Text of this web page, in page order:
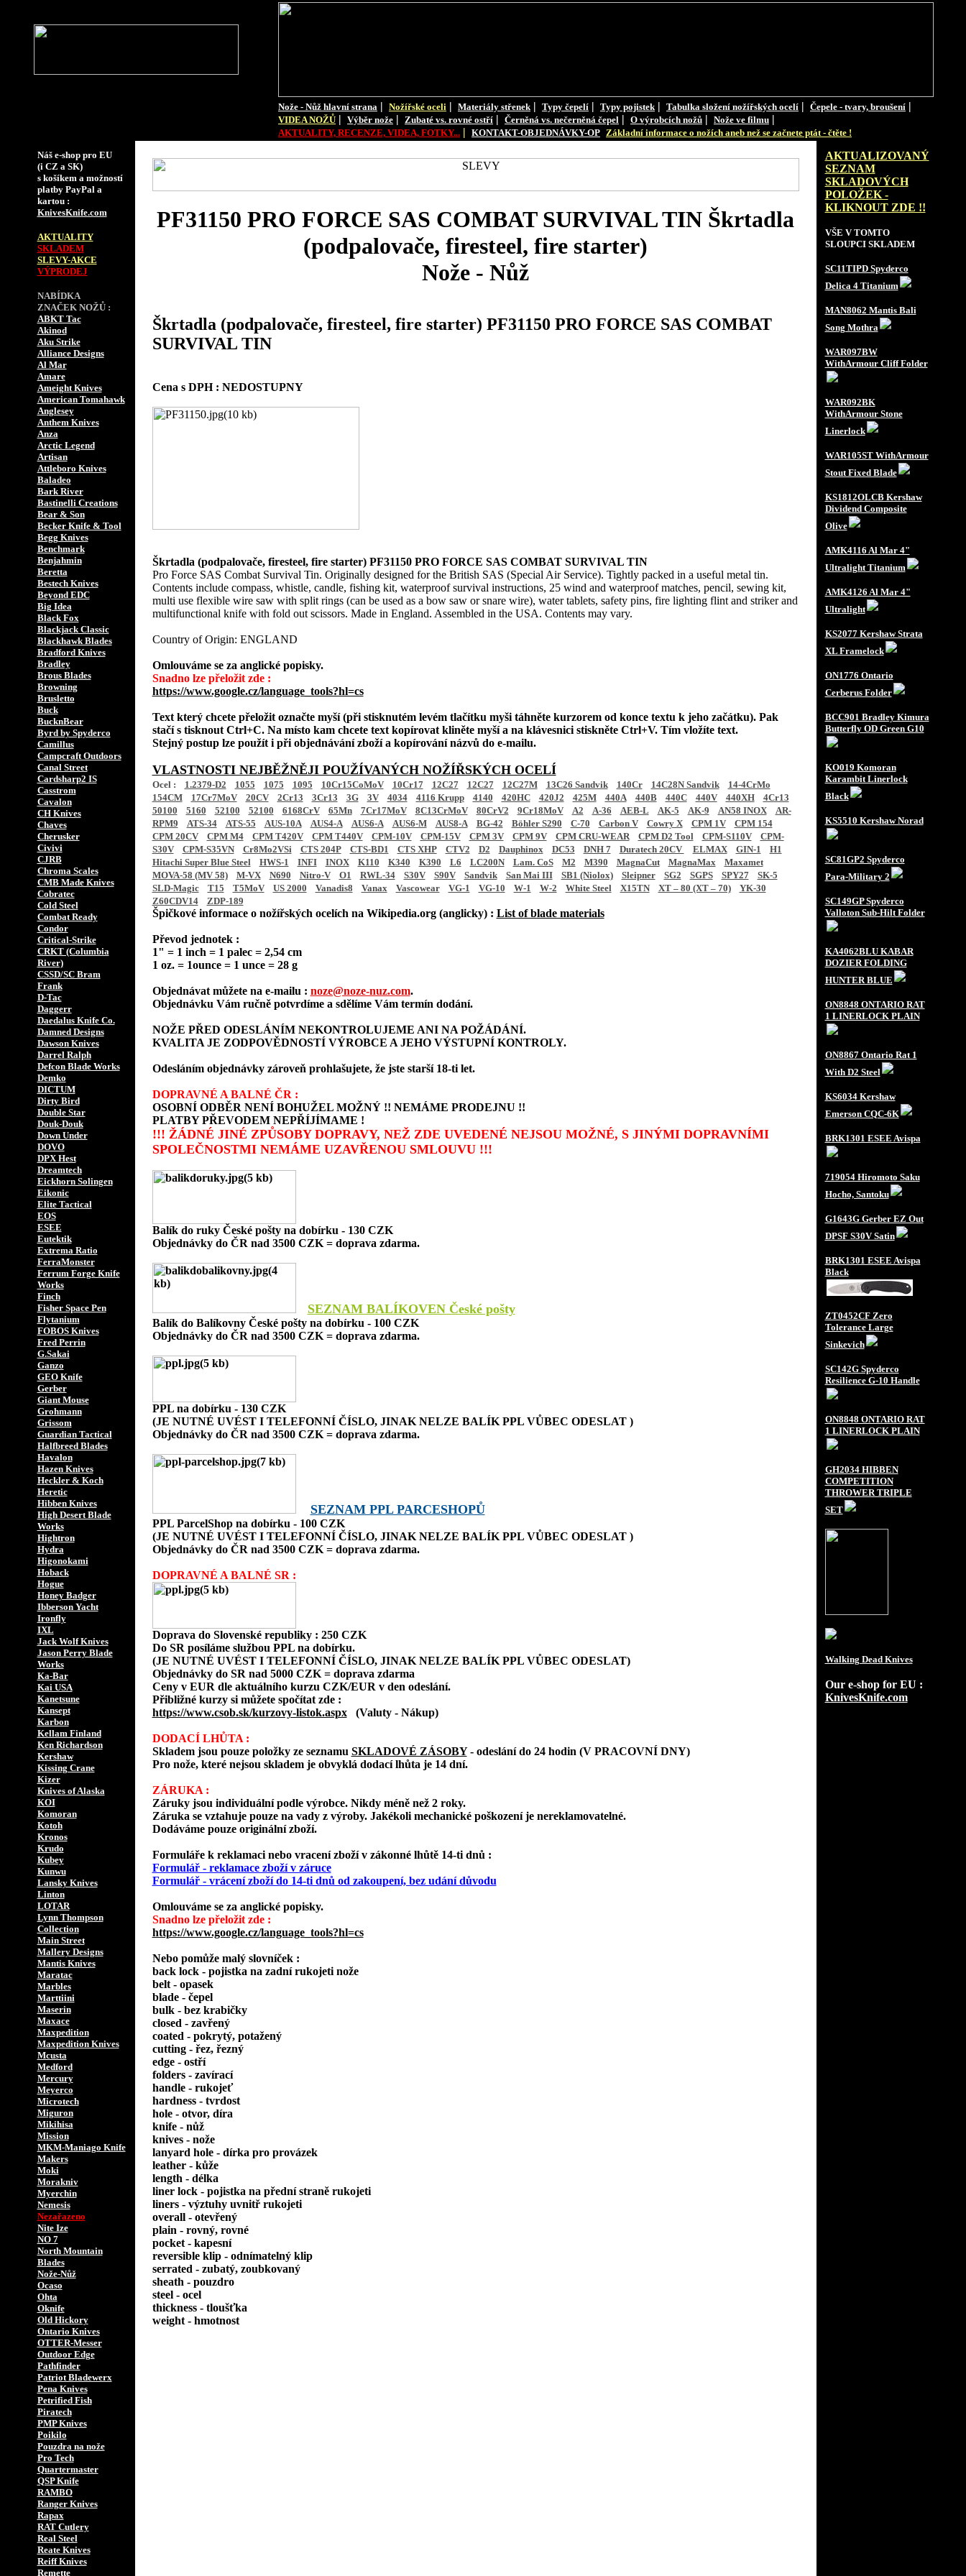
Nože - Nůž hlavní strana | Nožířské oceli | Materiály střenek | Typy čepelí | Typy pojistek | Tabulka složení nožířských ocelí | Čepele - tvary, broušení |
VIDEA NOŽŮ | Výběr nože | Zubaté vs. rovné ostří | Černěná vs. nečerněná čepel | O výrobcích nožů | Nože ve filmu |
AKTUALITY, RECENZE, VIDEA, FOTKY... | KONTAKT-OBJEDNÁVKY-OP Základní informace o nožích aneb než se začnete ptát - čtěte !
Náš e-shop pro EU
(i CZ a SK)
s košíkem a možností
platby PayPal a
kartou :
KnivesKnife.com
AKTUALITY
SKLADEM
SLEVY-AKCE
VÝPRODEJ
NABÍDKA
ZNAČEK NOŽŮ :
ABKT Tac
Akinod
Aku Strike
Alliance Designs
Al Mar
Amare
Ameight Knives
American Tomahawk
Anglesey
Anthem Knives
Anza
Arctic Legend
Artisan
Attleboro Knives
Baladeo
Bark River
Bastinelli Creations
Bear & Son
Becker Knife & Tool
Begg Knives
Benchmark
Benjahmin
Beretta
Bestech Knives
Beyond EDC
Big Idea
Black Fox
Blackjack Classic
Blackhawk Blades
Bradford Knives
Bradley
Brous Blades
Browning
Brusletto
Buck
BucknBear
Byrd by Spyderco
Camillus
Campcraft Outdoors
Canal Street
Cardsharp2 IS
Casstrom
Cavalon
CH Knives
Chaves
Cherusker
Civivi
CJRB
Chroma Scales
CMB Made Knives
Cobratec
Cold Steel
Combat Ready
Condor
Critical-Strike
CRKT (Columbia
River)
CSSD/SC Bram
Frank
D-Tac
Daggerr
Daedalus Knife Co.
Damned Designs
Dawson Knives
Darrel Ralph
Defcon Blade Works
Demko
DICTUM
Dirty Bird
Double Star
Douk-Douk
Down Under
DOVO
DPX Hest
Dreamtech
Eickhorn Solingen
Eikonic
Elite Tactical
EOS
ESEE
Eutektik
Extrema Ratio
FerraMonster
Ferrum Forge Knife
Works
Finch
Fisher Space Pen
Flytanium
FOBOS Knives
Fred Perrin
G.Sakai
Ganzo
GEO Knife
Gerber
Giant Mouse
Grohmann
Grissom
Guardian Tactical
Halfbreed Blades
Havalon
Hazen Knives
Heckler & Koch
Heretic
Hibben Knives
High Desert Blade
Works
Hightron
Hydra
Higonokami
Hoback
Hogue
Honey Badger
Ibberson Yacht
Ironfly
IXL
Jack Wolf Knives
Jason Perry Blade
Works
Ka-Bar
Kai USA
Kanetsune
Kansept
Karbon
Kellam Finland
Ken Richardson
Kershaw
Kissing Crane
Kizer
Knives of Alaska
KOI
Komoran
Kotoh
Kronos
Krudo
Kubey
Kunwu
Lansky Knives
Linton
LOTAR
Lynn Thompson
Collection
Main Street
Mallery Designs
Mantis Knives
Maratac
Marbles
Marttiini
Maserin
Maxace
Maxpedition
Maxpedition Knives
Mcusta
Medford
Mercury
Meyerco
Microtech
Miguron
Mikihisa
Mission
MKM-Maniago Knife
Makers
Moki
Morakniv
Myerchin
Nemesis
Nezařazeno
Nite Ize
NO 7
North Mountain
Blades
Nože-Nůž
Ocaso
Ohta
Oknife
Old Hickory
Ontario Knives
OTTER-Messer
Outdoor Edge
Pathfinder
Patriot Bladewerx
Pena Knives
Petrified Fish
Piratech
PMP Knives
Poikilo
Pouzdra na nože
Pro Tech
Quartermaster
QSP Knife
RAMBO
Ranger Knives
Rapax
RAT Cutlery
Real Steel
Reate Knives
Reiff Knives
Remette
PF31150 PRO FORCE SAS COMBAT SURVIVAL TIN Škrtadla
(podpalovače, firesteel, fire starter)
Nože - Nůž
Škrtadla (podpalovače, firesteel, fire starter) PF31150 PRO FORCE SAS COMBAT
SURVIVAL TIN
Cena s DPH : NEDOSTUPNY
Škrtadla (podpalovače, firesteel, fire starter) PF31150 PRO FORCE SAS COMBAT SURVIVAL TIN
Pro Force SAS Combat Survival Tin. Originally designed for the British SAS (Special Air Service). Tightly packed in a useful metal tin.
Contents include compass, whistle, candle, fishing kit, waterproof survival instructions, 25 wind and waterproof matches, pencil, sewing kit,
multi use flexible wire saw with split rings (can be used as a bow saw or snare wire), water tablets, safety pins, fire lighting flint and striker and
multifunctional knife with fold out scissors. Made in England. Assembled in the USA. Contents may vary.
Country of Origin: ENGLAND
Omlouváme se za anglické popisky.
Snadno lze přeložit zde :
https://www.google.cz/language_tools?hl=cs
Text který chcete přeložit označte myší (při stisknutém levém tlačítku myši táhněte kurzorem od konce textu k jeho začátku). Pak
stačí s tisknout Ctrl+C. Na místo kam chcete text kopírovat kliněte myší a na klávesnici stiskněte Ctrl+V. Tím vložíte text.
Stejný postup lze použít i při objednávání zboží a kopírování názvů do e-mailu.
VLASTNOSTI NEJBĚŽNĚJI POUŽÍVANÝCH NOŽÍŘSKÝCH OCELÍ
Ocel : 1.2379-D2 1055 1075 1095 10Cr15CoMoV 10Cr17 12C27 12C27 12C27M 13C26 Sandvik 140Cr 14C28N Sandvik
14-4CrMo
154CM
17Cr7MoV 20CV 2Cr13 3Cr13 3G 3V 4034 4116 Krupp 4140 420HC 420J2 425M 440A 440B 440C 440V 440XH
4Cr13
50100
5160 52100 52100 6168CrV 65Mn 7Cr17MoV 8C13CrMoV 80CrV2 9Cr18MoV A2 A-36 AEB-L AK-5 AK-9 AN58 INOX
AR-
RPM9
ATS-34 ATS-55 AUS-10A AUS4-A AUS6-A AUS6-M AUS8-A BG-42 Böhler S290 C-70 Carbon V Cowry X CPM 1V
CPM 154
CPM 20CV
CPM M4 CPM T420V CPM T440V CPM-10V CPM-15V CPM 3V CPM 9V CPM CRU-WEAR CPM D2 Tool CPM-S110V
CPM-
S30V
CPM-S35VN Cr8Mo2VSi CTS 204P CTS-BD1 CTS XHP CTV2 D2 Dauphinox DC53 DNH 7 Duratech 20CV ELMAX GIN-1
H1
Hitachi Super Blue Steel
HWS-1 INFI INOX K110 K340 K390 L6 LC200N Lam. CoS M2 M390 MagnaCut MagnaMax
Maxamet
MOVA-58 (MV 58)
M-VX N690 Nitro-V O1 RWL-34 S30V S90V Sandvik San Mai III SB1 (Niolox) Sleipner SG2 SGPS SPY27
SK-5
SLD-Magic
T15 T5MoV US 2000 Vanadis8 Vanax Vascowear VG-1 VG-10 W-1 W-2 White Steel X15TN XT – 80 (XT – 70)
YK-30
Z60CDV14
ZDP-189
Špičkové informace o nožířských ocelích na Wikipedia.org (anglicky) : List of blade materials
Převod jednotek :
1" = 1 inch = 1 palec = 2,54 cm
1 oz. = 1ounce = 1 unce = 28 g
Objednávat můžete na e-mailu : noze@noze-nuz.com.
Objednávku Vám ručně potvrdíme a sdělíme Vám termín dodání.
NOŽE PŘED ODESLÁNÍM NEKONTROLUJEME ANI NA POŽÁDÁNÍ.
KVALITA JE ZODPOVĚDNOSTÍ VÝROBCE A JEHO VÝSTUPNÍ KONTROLY.
Odesláním objednávky zároveň prohlašujete, že jste starší 18-ti let.
DOPRAVNÉ A BALNÉ ČR :
OSOBNÍ ODBĚR NENÍ BOHUŽEL MOŽNÝ !! NEMÁME PRODEJNU !!
PLATBY PŘEVODEM NEPŘÍJÍMAME !
!!! ŽÁDNÉ JINÉ ZPŮSOBY DOPRAVY, NEŽ ZDE UVEDENÉ NEJSOU MOŽNÉ, S JINÝMI DOPRAVNÍMI
SPOLEČNOSTMI NEMÁME UZAVŘENOU SMLOUVU !!!
Balík do ruky České pošty na dobírku - 130 CZK
Objednávky do ČR nad 3500 CZK = doprava zdarma.
SEZNAM BALÍKOVEN České pošty
Balík do Balíkovny České pošty na dobírku - 100 CZK
Objednávky do ČR nad 3500 CZK = doprava zdarma.
PPL na dobírku - 130 CZK
(JE NUTNÉ UVÉST I TELEFONNÍ ČÍSLO, JINAK NELZE BALÍK PPL VŮBEC ODESLAT )
Objednávky do ČR nad 3500 CZK = doprava zdarma.
SEZNAM PPL PARCESHOPŮ
PPL ParcelShop na dobírku - 100 CZK
(JE NUTNÉ UVÉST I TELEFONNÍ ČÍSLO, JINAK NELZE BALÍK PPL VŮBEC ODESLAT )
Objednávky do ČR nad 3500 CZK = doprava zdarma.
DOPRAVNÉ A BALNÉ SR :
Doprava do Slovenské republiky : 250 CZK
Do SR posíláme službou PPL na dobírku.
(JE NUTNÉ UVÉST I TELEFONNÍ ČÍSLO, JINAK NELZE BALÍK PPL VŮBEC ODESLAT)
Objednávky do SR nad 5000 CZK = doprava zdarma
Ceny v EUR dle aktuálního kurzu CZK/EUR v den odeslání.
Přibližné kurzy si můžete spočítat zde :
https://www.csob.sk/kurzovy-listok.aspx
(Valuty - Nákup)
DODACÍ LHŮTA :
Skladem jsou pouze položky ze seznamu SKLADOVÉ ZÁSOBY - odeslání do 24 hodin (V PRACOVNÍ DNY)
Pro nože, které nejsou skladem je obvyklá dodací lhůta je 14 dní.
ZÁRUKA :
Záruky jsou individuální podle výrobce. Nikdy méně než 2 roky.
Záruka se vztahuje pouze na vady z výroby. Jakékoli mechanické poškození je nereklamovatelné.
Dodáváme pouze originální zboží.
Formuláře k reklamaci nebo vracení zboží v zákonné lhůtě 14-ti dnů :
Formulář - reklamace zboží v záruce
Formulář - vrácení zboží do 14-ti dnů od zakoupení, bez udání důvodu
Omlouváme se za anglické popisky.
Snadno lze přeložit zde :
https://www.google.cz/language_tools?hl=cs
Nebo pomůže malý slovníček :
back lock - pojistka na zadní rukojeti nože
belt - opasek
blade - čepel
bulk - bez krabičky
closed - zavřený
coated - pokrytý, potažený
cutting - řez, řezný
edge - ostří
folders - zavírací
handle - rukojeť
hardness - tvrdost
hole - otvor, díra
knife - nůž
knives - nože
lanyard hole - dírka pro provázek
leather - kůže
length - délka
liner lock - pojistka na přední straně rukojeti
liners - výztuhy uvnitř rukojeti
overall - otevřený
plain - rovný, rovné
pocket - kapesní
reversible klip - odnímatelný klip
serrated - zubatý, zoubkovaný
sheath - pouzdro
steel - ocel
thickness - tloušťka
weight - hmotnost
AKTUALIZOVANÝ
SEZNAM
SKLADOVÝCH
POLOŽEK -
KLIKNOUT ZDE !!
VŠE V TOMTO
SLOUPCI SKLADEM
SC11TIPD Spyderco
Delica 4 Titanium
MAN8062 Mantis Bali
Song Mothra
WAR097BW
WithArmour Cliff Folder
WAR092BK
WithArmour Stone
Linerlock
WAR105ST WithArmour
Stout Fixed Blade
KS1812OLCB Kershaw
Dividend Composite
Olive
AMK4116 Al Mar 4"
Ultralight Titanium
AMK4126 Al Mar 4"
Ultralight
KS2077 Kershaw Strata
XL Framelock
ON1776 Ontario
Cerberus Folder
BCC901 Bradley Kimura
Butterfly OD Green G10
KO019 Komoran
Karambit Linerlock
Black
KS5510 Kershaw Norad
SC81GP2 Spyderco
Para-Military 2
SC149GP Spyderco
Valloton Sub-Hilt Folder
KA4062BLU KABAR
DOZIER FOLDING
HUNTER BLUE
ON8848 ONTARIO RAT
1 LINERLOCK PLAIN
ON8867 Ontario Rat 1
With D2 Steel
KS6034 Kershaw
Emerson CQC-6K
BRK1301 ESEE Avispa
719054 Hiromoto Saku
Hocho, Santoku
G1643G Gerber EZ Out
DPSF S30V Satin
BRK1301 ESEE Avispa
Black
ZT0452CF Zero
Tolerance Large
Sinkevich
SC142G Spyderco
Resilience G-10 Handle
ON8848 ONTARIO RAT
1 LINERLOCK PLAIN
GH2034 HIBBEN
COMPETITION
THROWER TRIPLE
SET
Walking Dead Knives
Our e-shop for EU :
KnivesKnife.com